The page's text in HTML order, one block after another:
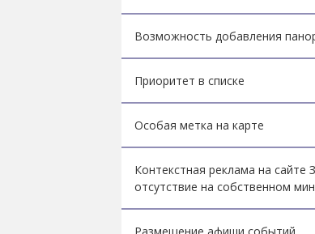
Возможность добавления
Приоритет в списке
Особая метка на карте
Контекстная реклама на сайте
отсутствие на собственном
Размещение афиши событий